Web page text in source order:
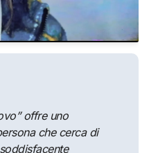
offre uno
che cerca di